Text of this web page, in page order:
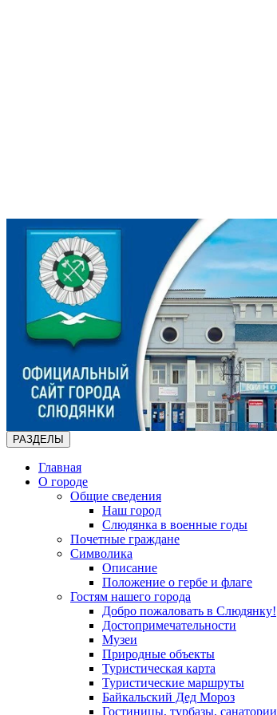
РАЗДЕЛЫ
Главная
О городе
Общие сведения
Наш город
Слюдянка в военные годы
Почетные граждане
Символика
Описание
Положение о гербе и флаге
Гостям нашего города
Добро пожаловать в Слюдянку!
Достопримечательности
Музеи
Природные объекты
Туристическая карта
Туристические маршруты
Байкальский Дед Мороз
Гостиницы, турбазы, санатории